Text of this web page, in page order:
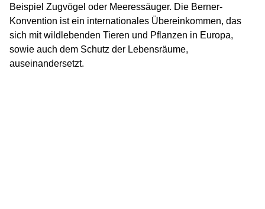
Beispiel Zugvögel oder Meeressäuger. Die Berner-
Konvention ist ein internationales Übereinkommen, das
sich mit wildlebenden Tieren und Pflanzen in Europa,
sowie auch dem Schutz der Lebensräume,
auseinandersetzt.